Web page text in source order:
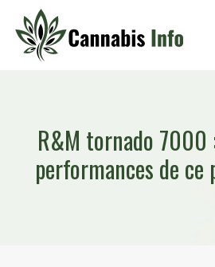
R&M tornado 7000
performances de